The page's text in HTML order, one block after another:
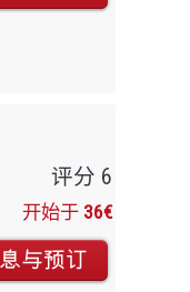
评分 6
开始于 36€